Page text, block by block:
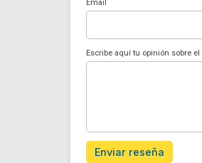
Email
Escribe aquí tu opinión sobre
Enviar reseña